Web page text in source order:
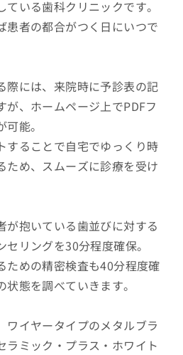
いる歯科クリニックです。
患者の都合がつく日にいつで
際には、来院時に予診表の記
が、ホームページ上でPDFフ
能。
することで自宅でゆっくり時
ため、スムーズに診療を受け
が抱いている歯並びに対する
リングを30分程度確保。
ための精密検査も40分程度確
態を調べていきます。
ワイヤータイプのメタルブラ
ラミック・プラス・ホワイト